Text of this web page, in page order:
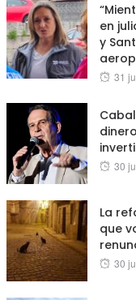
en
y
31
30
La
que
30